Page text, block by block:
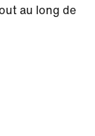
au long de